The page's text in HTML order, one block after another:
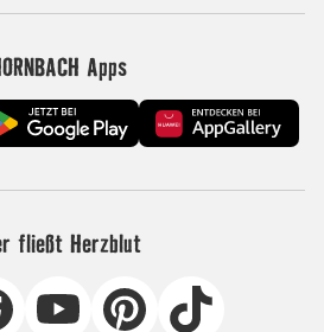
Apps
fließt Herzblut